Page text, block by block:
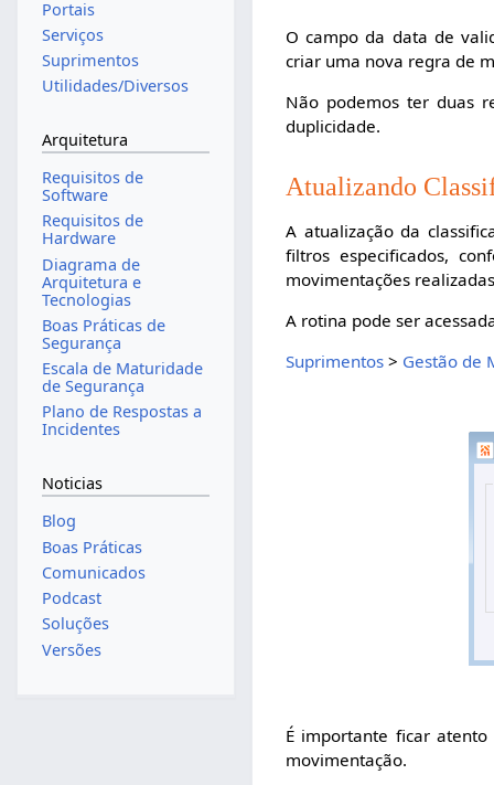
O campo da data de
criar uma nova regra de
Não podemos ter duas
duplicidade.
Atualizando
A atualização da
filtros especificados,
movimentações
A rotina pode ser
Suprimentos > Gestão de
É importante ficar
movimentação.
Portais
Serviços
Suprimentos
Utilidades/Diversos
Arquitetura
Requisitos de
Software
Requisitos de
Hardware
Diagrama de
Arquitetura e
Tecnologias
Boas Práticas de
Segurança
Escala de Maturidade
de Segurança
Plano de Respostas a
Incidentes
Noticias
Blog
Boas Práticas
Comunicados
Podcast
Soluções
Versões